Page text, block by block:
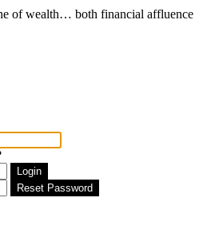
of wealth… both financial affluence
Login
Reset Password